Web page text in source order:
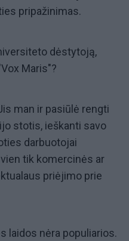
pripažinimas.
dėstytoją,
Maris"?
man ir pasiūlė rengti
stotis, ieškanti savo
darbuotojai
tik komercinės ar
priėjimo prie
laidos nėra populiarios.